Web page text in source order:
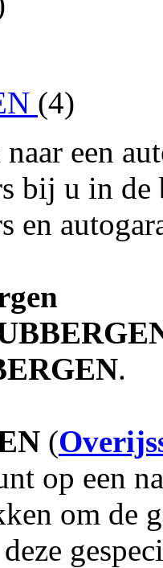
(4)
een
bij u in
en
.
(
op een
om de